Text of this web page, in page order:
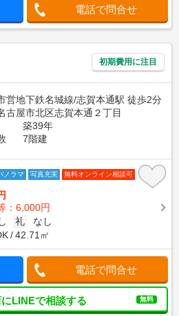
電話で問合せ
初期費用に注目
営地下鉄名城線/志賀本通駅 徒歩2分
古屋市北区志賀本通２丁目
築39年
7階建
ノラマ 写真充実 無料オンライン相談可
：6,000円
礼
なし
42.71㎡
電話で問合せ
LINEで相談する 無料